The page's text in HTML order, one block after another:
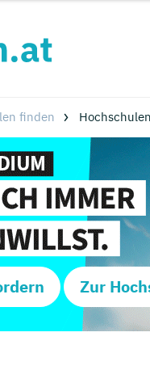
finden Hochschulen
Zur